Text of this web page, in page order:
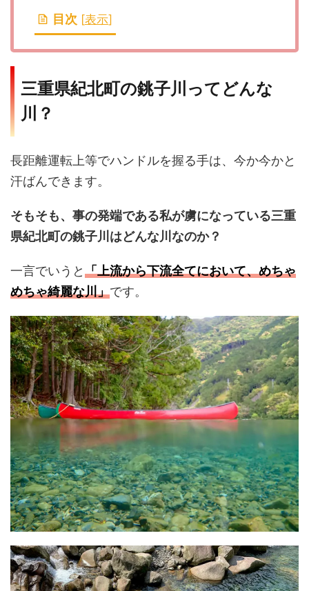
目次 [表示]
三重県紀北町の銚子川ってどんな
川？
長距離運転上等でハンドルを握る手は、今か今かと
汗ばんできます。
そもそも、事の発端である私が虜になっている三重
県紀北町の銚子川はどんな川なのか？
一言でいうと「上流から下流全てにおいて、めちゃ
めちゃ綺麗な川」です。